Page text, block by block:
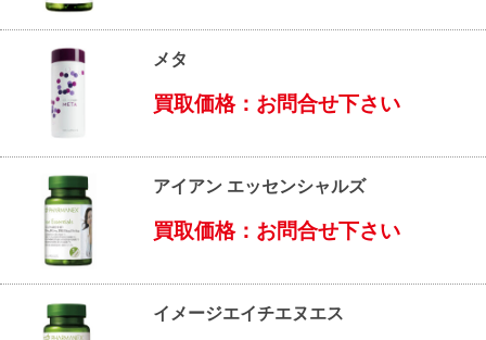
メタ
買取価格：お問合せ下さい
アイアン エッセンシャルズ
買取価格：お問合せ下さい
イメージエイチエヌエス